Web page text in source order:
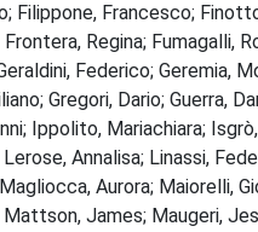
Francesco;
Regina; Fumagalli,
Federico; Geremia,
Gregori, Dario; Guerra,
Ippolito, Mariachiara;
Annalisa; Linassi,
Aurora; Maiorelli,
James; Maugeri,